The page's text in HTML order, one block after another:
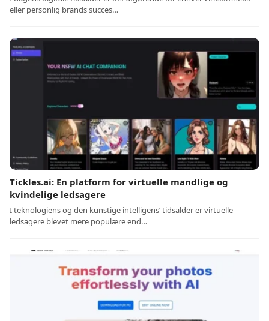
eller personlig brands succes…
Tickles.ai: En platform for virtuelle mandlige og
kvindelige ledsagere
I teknologiens og den kunstige intelligens’ tidsalder er virtuelle
ledsagere blevet mere populære end…